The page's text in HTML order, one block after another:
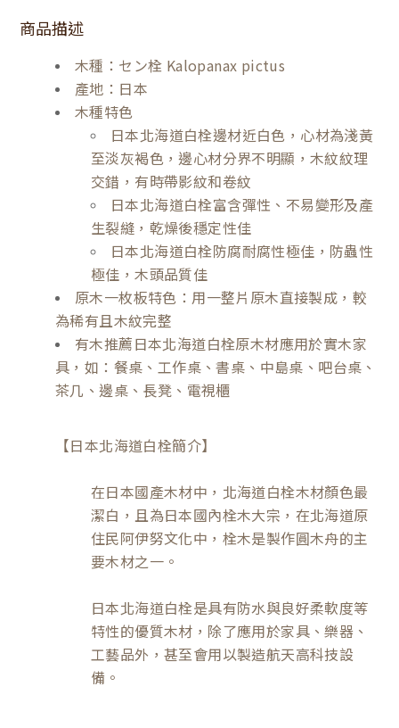
商品描述
木種：セン栓 Kalopanax pictus
產地：日本
木種特色
日本北海道白栓邊材近白色，心材為淺黃
至淡灰褐色，邊心材分界不明顯，木紋紋理
交錯，有時帶影紋和卷紋
日本北海道白栓富含彈性、不易變形及產
生裂縫，乾燥後穩定性佳
日本北海道白栓防腐耐腐性極佳，防蟲性
極佳，木頭品質佳
原木一枚板特色：用一整片原木直接製成，較
為稀有且木紋完整
有木推薦日本北海道白栓原木材應用於實木家
具，如：餐桌、工作桌、書桌、中島桌、吧台桌、
茶几、邊桌、長凳、電視櫃
【日本北海道白栓簡介】
在日本國產木材中，北海道白栓木材顏色最
潔白，且為日本國內栓木大宗，在北海道原
住民阿伊努文化中，栓木是製作圓木舟的主
要木材之一。
日本北海道白栓是具有防水與良好柔軟度等
特性的優質木材，除了應用於家具、樂器、
工藝品外，甚至會用以製造航天高科技設
備。